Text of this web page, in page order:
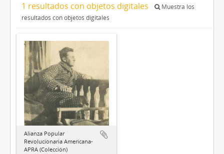
1 resultados con objetos digitales
Muestra los
resultados con objetos digitales
Alianza Popular
Revolucionaria Americana-
APRA (Colección)